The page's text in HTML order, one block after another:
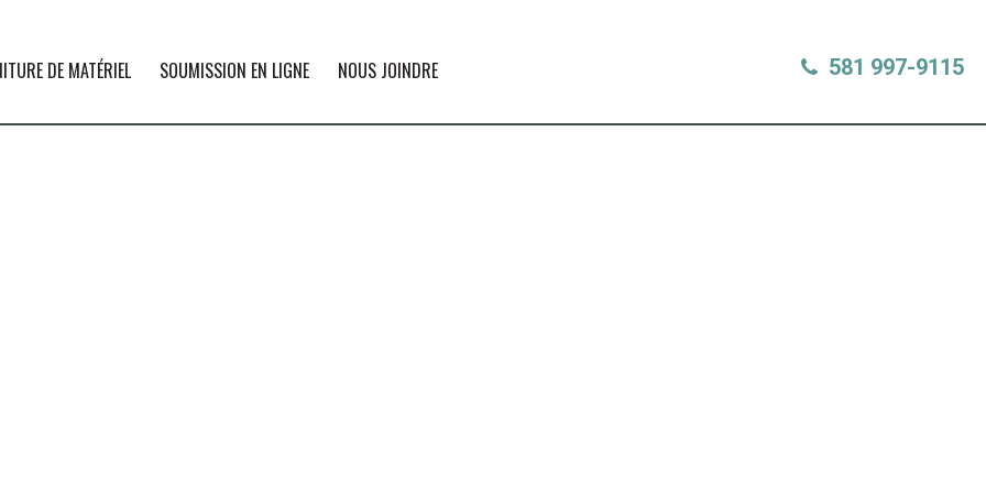
DE MATÉRIEL SOUMISSION EN LIGNE NOUS JOINDRE 581 997-9115